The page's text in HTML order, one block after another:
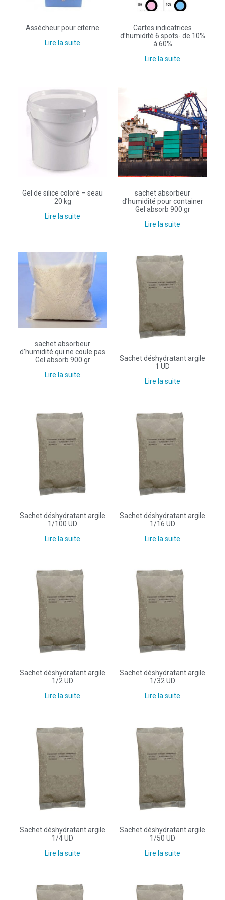
Assécheur pour citerne
Lire la suite
Cartes indicatrices
d’humidité 6 spots- de 10%
à 60%
Lire la suite
Gel de silice coloré – seau
20 kg
Lire la suite
sachet absorbeur
d’humidité pour container
Gel absorb 900 gr
Lire la suite
sachet absorbeur
d’humidité qui ne coule pas
Gel absorb 900 gr
Lire la suite
Sachet déshydratant argile
1 UD
Lire la suite
Sachet déshydratant argile
1/100 UD
Lire la suite
Sachet déshydratant argile
1/16 UD
Lire la suite
Sachet déshydratant argile
1/2 UD
Lire la suite
Sachet déshydratant argile
1/32 UD
Lire la suite
Sachet déshydratant argile
1/4 UD
Lire la suite
Sachet déshydratant argile
1/50 UD
Lire la suite